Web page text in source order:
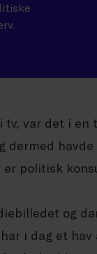
var det i en
dermed
politisk
og
i dag et hav